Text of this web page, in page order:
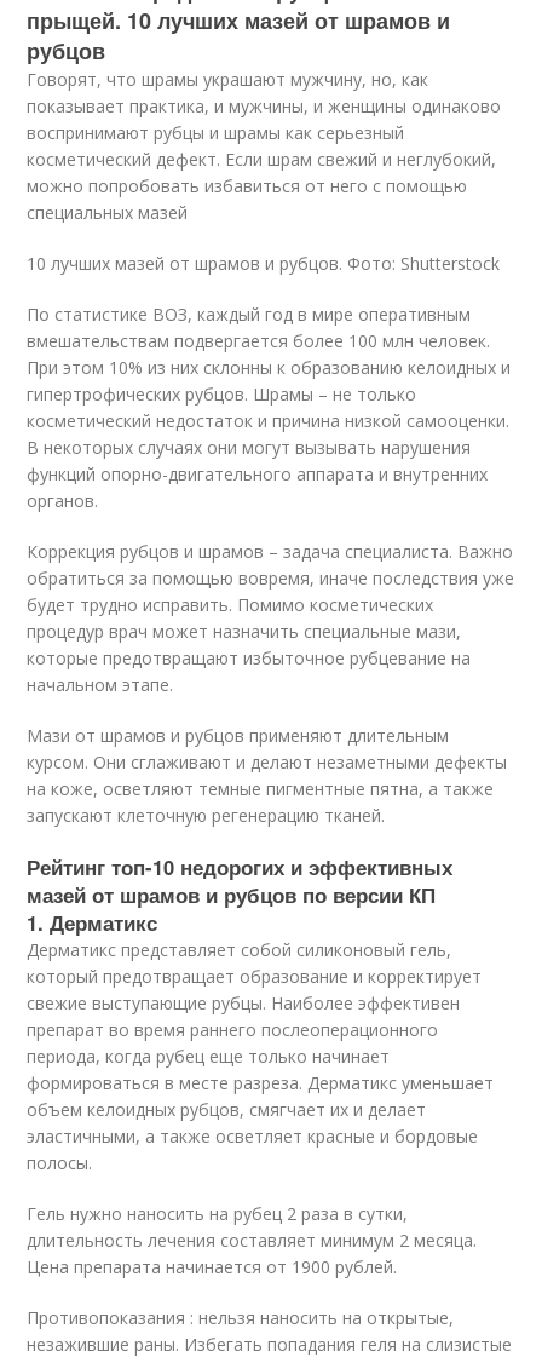
прыщей. 10 лучших мазей от шрамов и
рубцов
Говорят, что шрамы украшают мужчину, но, как
показывает практика, и мужчины, и женщины одинаково
воспринимают рубцы и шрамы как серьезный
косметический дефект. Если шрам свежий и неглубокий,
можно попробовать избавиться от него с помощью
специальных мазей
10 лучших мазей от шрамов и рубцов. Фото: Shutterstock
По статистике ВОЗ, каждый год в мире оперативным
вмешательствам подвергается более 100 млн человек.
При этом 10% из них склонны к образованию келоидных и
гипертрофических рубцов. Шрамы – не только
косметический недостаток и причина низкой самооценки.
В некоторых случаях они могут вызывать нарушения
функций опорно-двигательного аппарата и внутренних
органов.
Коррекция рубцов и шрамов – задача специалиста. Важно
обратиться за помощью вовремя, иначе последствия уже
будет трудно исправить. Помимо косметических
процедур врач может назначить специальные мази,
которые предотвращают избыточное рубцевание на
начальном этапе.
Мази от шрамов и рубцов применяют длительным
курсом. Они сглаживают и делают незаметными дефекты
на коже, осветляют темные пигментные пятна, а также
запускают клеточную регенерацию тканей.
Рейтинг топ-10 недорогих и эффективных
мазей от шрамов и рубцов по версии КП
1. Дерматикс
Дерматикс представляет собой силиконовый гель,
который предотвращает образование и корректирует
свежие выступающие рубцы. Наиболее эффективен
препарат во время раннего послеоперационного
периода, когда рубец еще только начинает
формироваться в месте разреза. Дерматикс уменьшает
объем келоидных рубцов, смягчает их и делает
эластичными, а также осветляет красные и бордовые
полосы.
Гель нужно наносить на рубец 2 раза в сутки,
длительность лечения составляет минимум 2 месяца.
Цена препарата начинается от 1900 рублей.
Противопоказания : нельзя наносить на открытые,
незажившие раны. Избегать попадания геля на слизистые